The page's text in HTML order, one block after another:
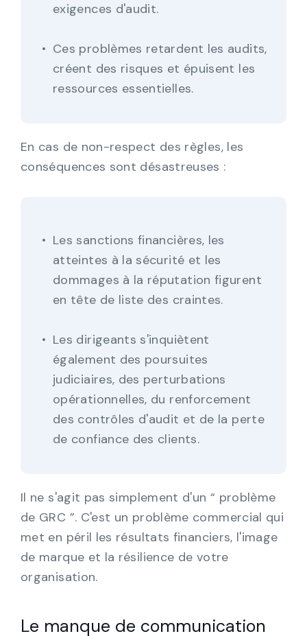
exigences d'audit.
Ces problèmes retardent les audits,
créent des risques et épuisent les
ressources essentielles.
En cas de non-respect des règles, les
conséquences sont désastreuses :
Les sanctions financières, les
atteintes à la sécurité et les
dommages à la réputation figurent
en tête de liste des craintes.
Les dirigeants s'inquiètent
également des poursuites
judiciaires, des perturbations
opérationnelles, du renforcement
des contrôles d'audit et de la perte
de confiance des clients.
Il ne s'agit pas simplement d'un “ problème
de GRC ”. C'est un problème commercial qui
met en péril les résultats financiers, l'image
de marque et la résilience de votre
organisation.
Le manque de communication